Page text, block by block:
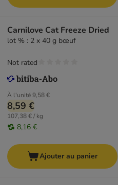
Carnilove Cat Freeze Dried
lot % : 2 x 40 g bœuf
À l'unité9,58 €
8,59 €
107,38 € / kg
8,16 €
Not rated
Ajouter au panier